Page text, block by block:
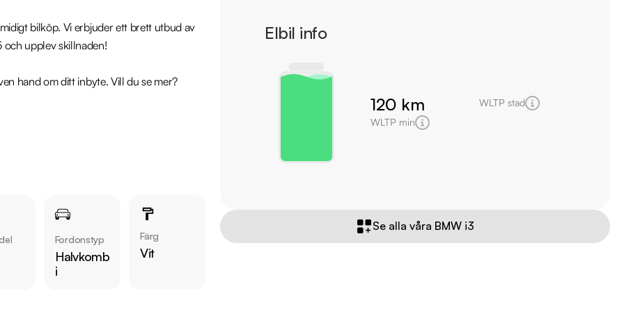
bilköp. Vi erbjuder ett brett utbud av
och upplev skillnaden!
hand om ditt inbyte. Vill du se mer?
Fordonstyp
Halvkomb
i
Färg
Vit
Elbil info
120 km
WLTP min
WLTP stad
Se alla våra BMW i3